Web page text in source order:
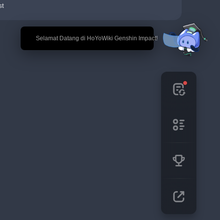
🎉 Selamat Datang di HoYoWiki Genshin Impact!